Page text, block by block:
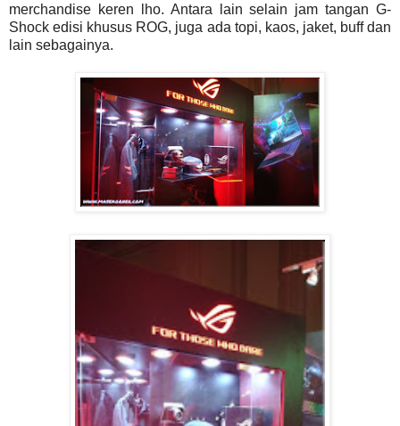
merchandise keren lho. Antara lain selain jam tangan G-
Shock edisi khusus ROG, juga ada topi, kaos, jaket, buff dan
lain sebagainya.